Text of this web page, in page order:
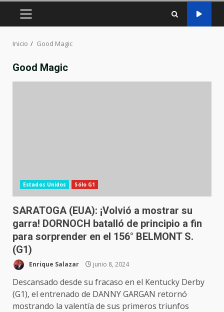
MENÚ
Inicio Good Magic
Good Magic
Estados Unidos Sólo G1
SARATOGA (EUA): ¡Volvió a mostrar su
garra! DORNOCH batalló de principio a fin
para sorprender en el 156° BELMONT S.
(G1)
Enrique Salazar junio 8, 2024
Descansado desde su fracaso en el Kentucky Derby
(G1), el entrenado de DANNY GARGAN retornó
mostrando la valentía de sus primeros triunfos